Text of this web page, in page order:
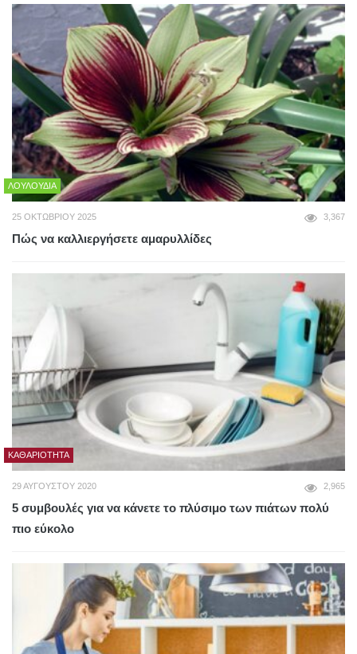
ΛΟΥΛΟΎΔΙΑ
25 ΟΚΤΩΒΡΊΟΥ 2025 3,367
Πώς να καλλιεργήσετε αμαρυλλίδες
ΚΑΘΑΡΙΌΤΗΤΑ
29 ΑΥΓΟΎΣΤΟΥ 2020 2,965
5 συμβουλές για να κάνετε το πλύσιμο των πιάτων πολύ
πιο εύκολο